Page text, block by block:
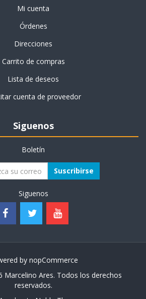
Mi cuenta
Órdenes
Direcciones
Carrito de compras
Lista de deseos
cuenta de proveedor
Siguenos
Boletín
Suscribirse
Siguenos
by nopCommerce
Marcelino Ares. Todos los derechos
reservados.